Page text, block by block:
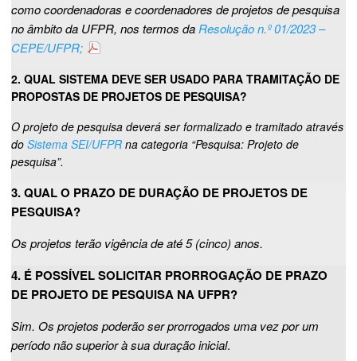
como coordenadoras e coordenadores de projetos de pesquisa
no âmbito da UFPR, nos termos da Resolução n.º 01/2023 –
CEPE/UFPR;
2. QUAL SISTEMA DEVE SER USADO PARA TRAMITAÇÃO DE
PROPOSTAS DE PROJETOS DE PESQUISA?
O projeto de pesquisa deverá ser formalizado e tramitado através
do Sistema SEI/UFPR na categoria “Pesquisa: Projeto de
pesquisa”.
3. QUAL O PRAZO DE DURAÇÃO DE PROJETOS DE
PESQUISA?
Os projetos terão vigência de até 5 (cinco) anos.
4. É POSSÍVEL SOLICITAR PRORROGAÇÃO DE PRAZO
DE PROJETO DE PESQUISA NA UFPR?
Sim. Os projetos poderão ser prorrogados uma vez por um
período não superior à sua duração inicial.